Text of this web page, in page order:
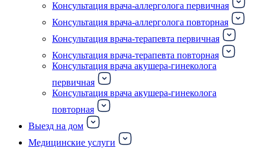
Консультация врача-аллерголога первичная
Консультация врача-аллерголога повторная
Консультация врача-терапевта первичная
Консультация врача-терапевта повторная
Консультация врача акушера-гинеколога
первичная
Консультация врача акушера-гинеколога
повторная
Выезд на дом
Медицинские услуги